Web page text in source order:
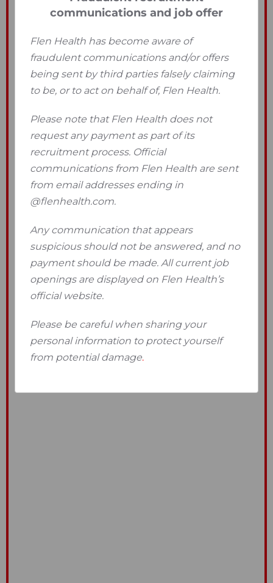
communications and job offer
Flen Health has become aware of
fraudulent communications and/or offers
being sent by third parties falsely claiming
to be, or to act on behalf of, Flen Health.
Please note that Flen Health does not
request any payment as part of its
recruitment process. Official
communications from Flen Health are sent
from email addresses ending in
@flenhealth.com.
Any communication that appears
suspicious should not be answered, and no
payment should be made. All current job
openings are displayed on Flen Health’s
official website.
Please be careful when sharing your
personal information to protect yourself
from potential damage.